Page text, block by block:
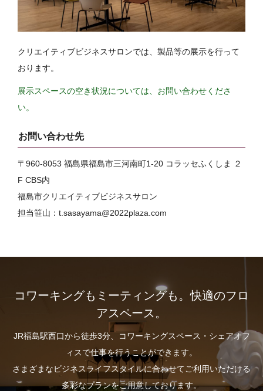
クリエイティブビジネスサロンでは、製品等の展示を行って
おります。
展示スペースの空き状況については、お問い合わせくださ
い。
お問い合わせ先
〒960-8053 福島県福島市三河南町1-20 コラッセふくしま ２
F CBS内
福島市クリエイティブビジネスサロン
担当笹山：t.sasayama@2022plaza.com
コワーキングもミーティングも。快適のフロ
アスペース。
JR福島駅西口から徒歩3分、コワーキングスペース・シェアオフ
ィスで仕事を行うことができます。
さまざまなビジネスライフスタイルに合わせてご利用いただける
多彩なプランをご用意しております。